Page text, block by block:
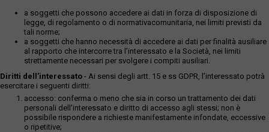
a soggetti che possono accedere ai dati in forza di disposizione di
legge, di regolamento o di normativacomunitaria, nei limiti previsti da
tali norme;
a soggetti che hanno necessità di accedere ai dati per finalità ausiliare
al rapporto che intercorre tra l’interessato e la Società, nei limiti
strettamente necessari per svolgere i compiti ausiliari.
Diritti dell’interessato - Ai sensi degli artt. 15 e ss GDPR, l’interessato potrà
esercitare i seguenti diritti:
accesso: conferma o meno che sia in corso un trattamento dei dati
personali dell’interessato e diritto di accesso agli stessi; non è
possibile rispondere a richieste manifestamente infondate, eccessive
o ripetitive;